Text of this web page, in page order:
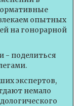
опытных
на гонорарной
- поделиться
экспертов,
немало